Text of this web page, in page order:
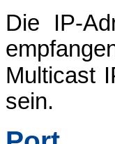
Die IP-
Multicast
sein.